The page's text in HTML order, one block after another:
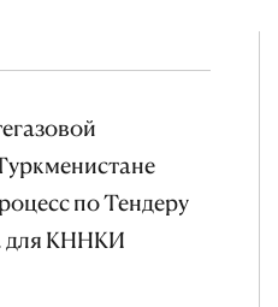
по Тендеру
для КННКИ